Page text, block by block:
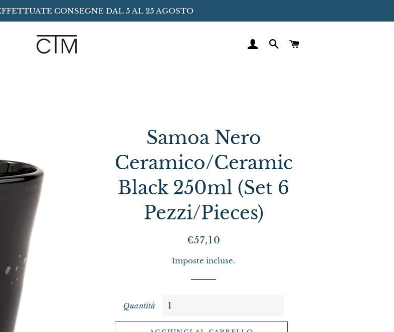
CONSEGNE DAL 5 AL 25 AGOSTO
ACCEDICERCA
Samoa Nero
Ceramico/Ceramic
Black 250ml (Set 6
Pezzi/Pieces)
Prezzo
listino
Prezzo
€57,10
Imposte incluse.
Quantità